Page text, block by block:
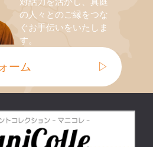
の人々とのご縁をつな
ぐお手伝いをいたしま
す。
ーム ▷